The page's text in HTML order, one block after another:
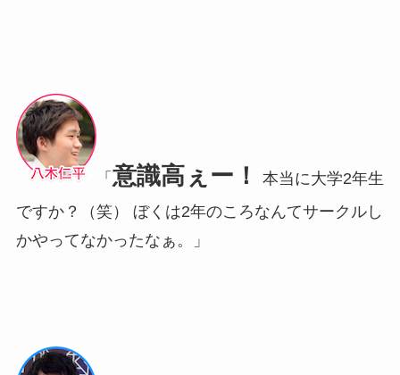
「 意識高ぇー！
本当に大学2年生
ですか？（笑） ぼくは2年のころなんてサークルし
かやってなかったなぁ。」